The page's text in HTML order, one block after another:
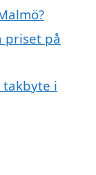
priset på
takbyte i